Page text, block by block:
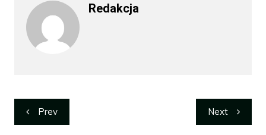
Redakcja
Nawigacja
wpisu
Prev Next